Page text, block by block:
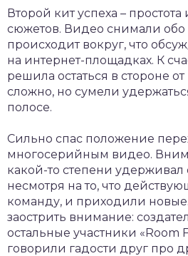
Второй кит успеха –
сюжетов. Видео снимали обо
происходит вокруг, что
на интернет-площадках. К
решила остаться в стороне
сложно, но сумели
полосе.
Сильно спас положение
многосерийным видео.
какой-то степени
несмотря на то, что
команду, и приходили
заострить внимание:
остальные участники «Room
говорили гадости друг про